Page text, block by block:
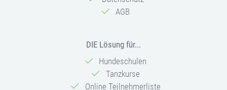
AGB
DIE Lösung für...
Hundeschulen
Tanzkurse
Online Teilnehmerliste